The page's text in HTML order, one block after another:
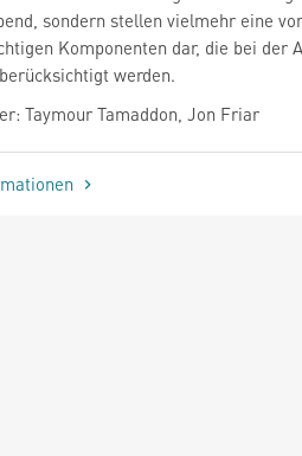
sondern stellen vielmehr eine
Komponenten dar, die bei der
werden.
Taymour Tamaddon, Jon Friar